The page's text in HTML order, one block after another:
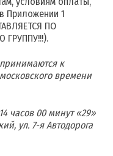
Приложении 1
ПО
ГРУППУ!!!).
к
времени
часов 00 минут «29»
ул. 7-я Автодорога